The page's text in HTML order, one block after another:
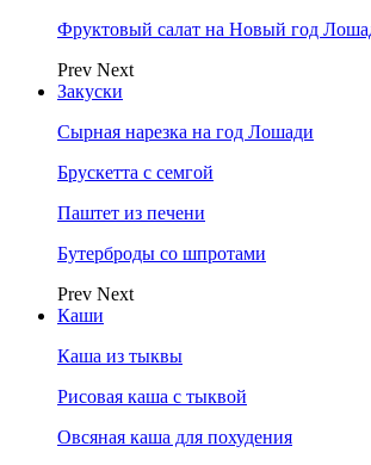
Фруктовый салат на Новый год
Prev Next
Закуски
Сырная нарезка на год Лошади
Брускетта с семгой
Паштет из печени
Бутерброды со шпротами
Prev Next
Каши
Каша из тыквы
Рисовая каша с тыквой
Овсяная каша для похудения